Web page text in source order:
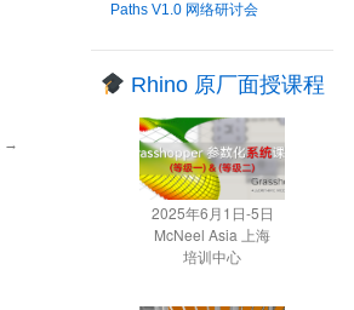
→
Paths V1.0 网络研讨会
Rhino 原厂面授课程
2025年6月1日-5日
McNeel Asia 上海
培训中心